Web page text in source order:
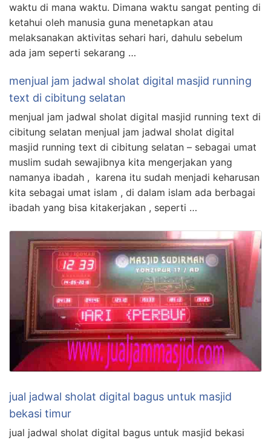
waktu di mana waktu. Dimana waktu sangat penting di
ketahui oleh manusia guna menetapkan atau
melaksanakan aktivitas sehari hari, dahulu sebelum
ada jam seperti sekarang …
menjual jam jadwal sholat digital masjid running
text di cibitung selatan
menjual jam jadwal sholat digital masjid running text di
cibitung selatan menjual jam jadwal sholat digital
masjid running text di cibitung selatan – sebagai umat
muslim sudah sewajibnya kita mengerjakan yang
namanya ibadah , karena itu sudah menjadi keharusan
kita sebagai umat islam , di dalam islam ada berbagai
ibadah yang bisa kitakerjakan , seperti …
jual jadwal sholat digital bagus untuk masjid
bekasi timur
jual jadwal sholat digital bagus untuk masjid bekasi